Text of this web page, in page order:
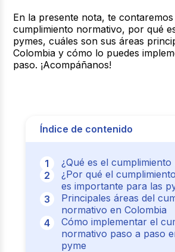
En la presente nota, te
cumplimiento normativo, por qué
pymes, cuáles son sus áreas
Colombia y cómo lo puedes
paso. ¡Acompáñanos!
Índice de contenido
¿Qué es el
¿Por qué el
es importante para las
Principales áreas del
normativo en Colombia
Cómo implementar el
normativo paso a paso
pyme